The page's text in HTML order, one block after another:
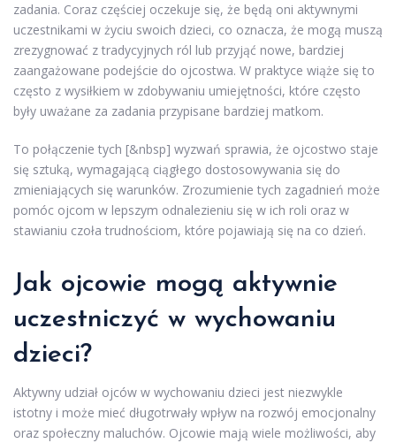
zadania. Coraz częściej oczekuje się, że będą oni aktywnymi
uczestnikami w życiu swoich dzieci, co oznacza, że mogą muszą
zrezygnować z tradycyjnych ról lub przyjąć nowe, bardziej
zaangażowane podejście do ojcostwa. W praktyce wiąże się to
często z wysiłkiem w zdobywaniu umiejętności, które często
były uważane za zadania przypisane bardziej matkom.
To połączenie tych [&nbsp] wyzwań sprawia, że ojcostwo staje
się sztuką, wymagającą ciągłego dostosowywania się do
zmieniających się warunków. Zrozumienie tych zagadnień może
pomóc ojcom w lepszym odnalezieniu się w ich roli oraz w
stawianiu czoła trudnościom, które pojawiają się na co dzień.
Jak ojcowie mogą aktywnie
uczestniczyć w wychowaniu
dzieci?
Aktywny udział ojców w wychowaniu dzieci jest niezwykle
istotny i może mieć długotrwały wpływ na rozwój emocjonalny
oraz społeczny maluchów. Ojcowie mają wiele możliwości, aby